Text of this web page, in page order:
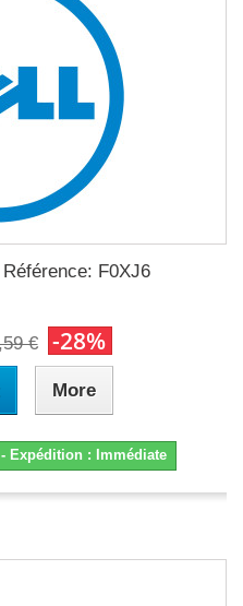
F0XJ6
€ -28%
More
Expédition : Immédiate